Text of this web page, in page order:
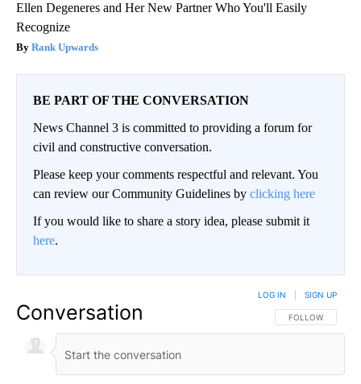
Ellen Degeneres and Her New Partner Who You'll Easily
Recognize
Rank Upwards
BE PART OF THE CONVERSATION
News Channel 3 is committed to providing a forum for
civil and constructive conversation.
Please keep your comments respectful and relevant. You
can review our Community Guidelines by clicking here
If you would like to share a story idea, please submit it
here.
Conversation FOLLOW THIS
FOLLOW
LOG IN SIGN UP